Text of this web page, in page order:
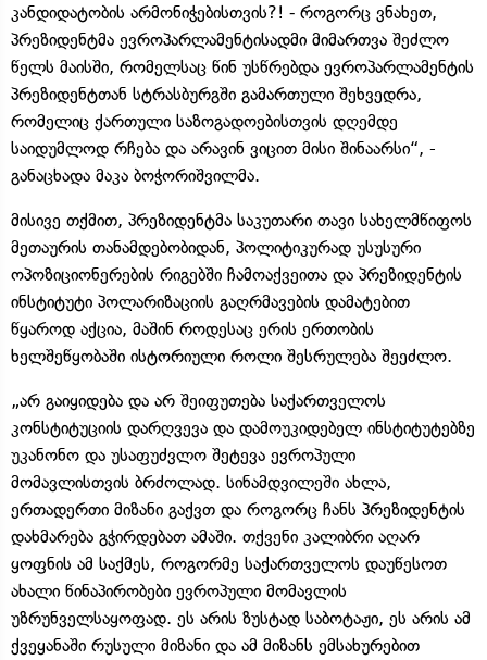
კანდიდატობის არმონიჭებისთვის?! ⁃ როგორც ვნახეთ,
პრეზიდენტმა ევროპარლამენტისადმი მიმართვა შეძლო
წელს მაისში, რომელსაც წინ უსწრებდა ევროპარლამენტის
პრეზიდენტთან სტრასბურგში გამართული შეხვედრა,
რომელიც ქართული საზოგადოებისთვის დღემდე
საიდუმლოდ რჩება და არავინ ვიცით მისი შინაარსი“, -
განაცხადა მაკა ბოჭორიშვილმა.
მისივე თქმით, პრეზიდენტმა საკუთარი თავი სახელმწიფოს
მეთაურის თანამდებობიდან, პოლიტიკურად უსუსური
ოპოზიციონერების რიგებში ჩამოაქვეითა და პრეზიდენტის
ინსტიტუტი პოლარიზაციის გაღრმავების დამატებით
წყაროდ აქცია, მაშინ როდესაც ერის ერთობის
ხელშეწყობაში ისტორიული როლი შესრულება შეეძლო.
„არ გაიყიდება და არ შეიფუთება საქართველოს
კონსტიტუციის დარღვევა და დამოუკიდებელ ინსტიტუტებზე
უკანონო და უსაფუძვლო შეტევა ევროპული
მომავლისთვის ბრძოლად. სინამდვილეში ახლა,
ერთადერთი მიზანი გაქვთ და როგორც ჩანს პრეზიდენტის
დახმარება გჭირდებათ ამაში. თქვენი კალიბრი აღარ
ყოფნის ამ საქმეს, როგორმე საქართველოს დაუწესოთ
ახალი წინაპირობები ევროპული მომავლის
უზრუნველსაყოფად. ეს არის ზუსტად საბოტაჟი, ეს არის ამ
ქვეყანაში რუსული მიზანი და ამ მიზანს ემსახურებით